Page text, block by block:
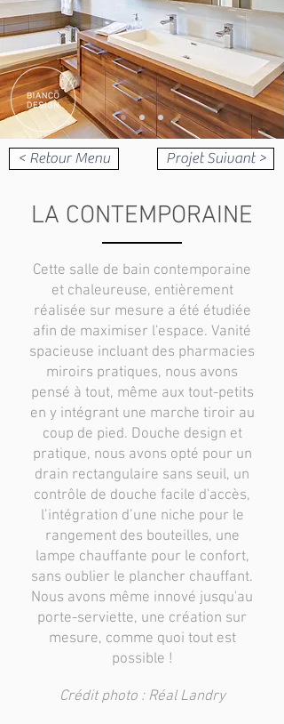
< Retour Menu Projet Suivant >
LA CONTEMPORAINE
Cette salle de bain contemporaine
et chaleureuse, entièrement
réalisée sur mesure a été étudiée
afin de maximiser l'espace. Vanité
spacieuse incluant des pharmacies
miroirs pratiques, nous avons
pensé à tout, même aux tout-petits
en y intégrant une marche tiroir au
coup de pied. Douche design et
pratique, nous avons opté pour un
drain rectangulaire sans seuil, un
contrôle de douche facile d'accès,
l’intégration d’une niche pour le
rangement des bouteilles, une
lampe chauffante pour le confort,
sans oublier le plancher chauffant.
Nous avons même innové jusqu'au
porte-serviette, une création sur
mesure, comme quoi tout est
possible !
Crédit photo : Réal Landry